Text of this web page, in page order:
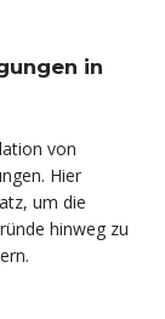
in
von
Hier
um die
hinweg zu